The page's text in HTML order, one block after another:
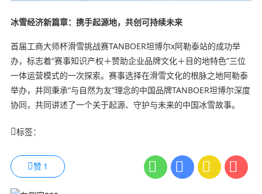
冰雪经济新篇章：携手起源地，共创可持续未来
首届工商大师杯滑雪挑战赛TANBOER坦博尔x阿勒泰站的成功举
办，标志着“赛事知识产权＋赞助企业品牌文化＋目的地特色”三位
一体运营模式的一次探索。赛事选择在滑雪文化的根脉之地阿勒泰
举办，并同秉承“与自然为友”理念的中国品牌TANBOER坦博尔深度
协同，共同讲述了一个关于起源、守护与未来的中国冰雪故事。
标签：
赞 1